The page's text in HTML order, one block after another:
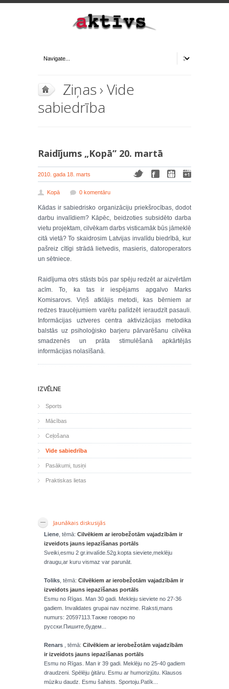
Ziņas›Vide
sabiedrība
Raidījums „Kopā” 20. martā
2010. gada 18. marts
Kopā 0 komentāru
Kādas ir sabiedrisko organizāciju priekšrocības, dodot
darbu invalīdiem? Kāpēc, beidzoties subsidēto darba
vietu projektam, cilvēkam darbs visticamāk būs jāmeklē
citā vietā? To skaidrosim Latvijas invalīdu biedrībā, kur
pašreiz cītīgi strādā lietvedis, masieris, datoroperators
un sētniece.
Raidījuma otrs stāsts būs par spēju redzēt ar aizvērtām
acīm. To, ka tas ir iespējams apgalvo Marks
Komisarovs. Viņš atklājis metodi, kas bērniem ar
redzes traucējumiem varētu palīdzēt ieraudzīt pasauli.
Informācijas uztveres centra aktivizācijas metodika
balstās uz psiholoģisko barjeru pārvarēšanu cilvēka
smadzenēs un prāta stimulēšanā apkārtējās
informācijas nolasīšanā.
IZVĒLNE
Sports
Mācības
Ceļošana
Vide sabiedrība
Pasākumi, tusiņi
Praktiskas lietas
Jaunākais diskusijās
Liene , tēmā: Cilvēkiem ar ierobežotām vajadzībām ir
izveidots jauns iepazīšanas portāls
Sveiki,esmu 2 gr.invalíde.52g.kopta sieviete,meklēju
draugu,ar kuru vismaz var parunāt.
Toliks , tēmā: Cilvēkiem ar ierobežotām vajadzībām ir
izveidots jauns iepazīšanas portāls
Esmu no Rīgas. Man 30 gadi. Mekleju sieviete no 27-36
gadiem. Invalidates grupai nav nozime. Raksti,mans
numurs: 20597113.Также говорю по
русски.Пишите,будем...
Renars , tēmā: Cilvēkiem ar ierobežotām vajadzībām
ir izveidots jauns iepazīšanas portāls
Esmu no Rīgas. Man ir 39 gadi. Meklēju no 25-40 gadiem
draudzeni. Spēlēju ģitāru. Esmu ar humorizjūtu. Klausos
mūziku daudz. Esmu šahists. Sportoju.Patīk...